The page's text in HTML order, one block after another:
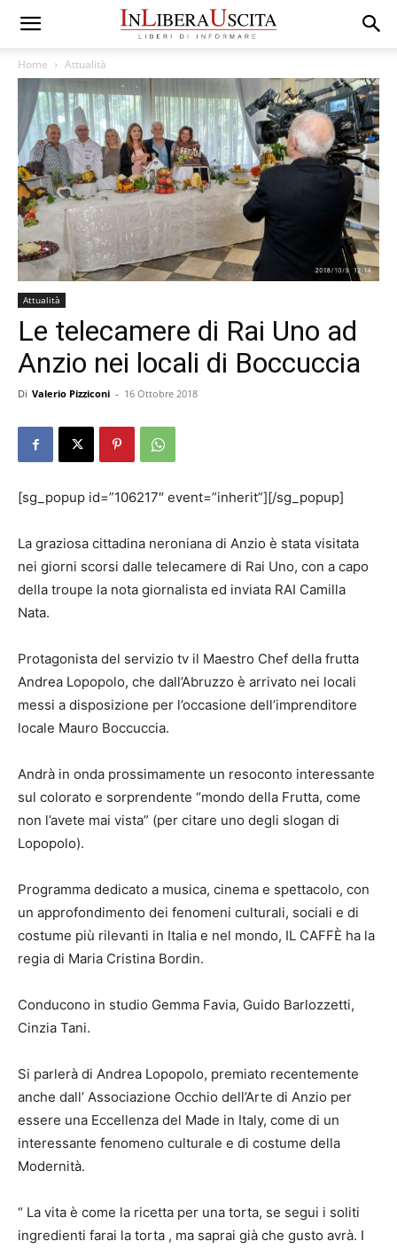
Home Attualità
Attualità
Le telecamere di Rai Uno ad
Anzio nei locali di Boccuccia
Di Valerio Pizziconi - 16 Ottobre 2018
[sg_popup id=”106217″ event=”inherit”][/sg_popup]
La graziosa cittadina neroniana di Anzio è stata visitata
nei giorni scorsi dalle telecamere di Rai Uno, con a capo
della troupe la nota giornalista ed inviata RAI Camilla
Nata.
Protagonista del servizio tv il Maestro Chef della frutta
Andrea Lopopolo, che dall’Abruzzo è arrivato nei locali
messi a disposizione per l’occasione dell’imprenditore
locale Mauro Boccuccia.
Andrà in onda prossimamente un resoconto interessante
sul colorato e sorprendente “mondo della Frutta, come
non l’avete mai vista” (per citare uno degli slogan di
Lopopolo).
Programma dedicato a musica, cinema e spettacolo, con
un approfondimento dei fenomeni culturali, sociali e di
costume più rilevanti in Italia e nel mondo, IL CAFFÈ ha la
regia di Maria Cristina Bordin.
Conducono in studio Gemma Favia, Guido Barlozzetti,
Cinzia Tani.
Si parlerà di Andrea Lopopolo, premiato recentemente
anche dall’ Associazione Occhio dell’Arte di Anzio per
essere una Eccellenza del Made in Italy, come di un
interessante fenomeno culturale e di costume della
Modernità.
“ La vita è come la ricetta per una torta, se segui i soliti
ingredienti farai la torta , ma saprai già che gusto avrà. I